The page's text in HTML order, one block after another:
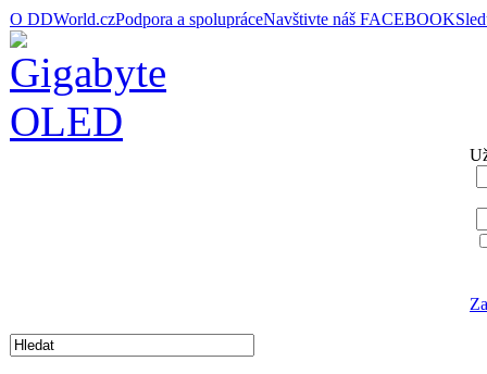
O DDWorld.czPodpora a spolupráceNavštivte náš FACEBOOK